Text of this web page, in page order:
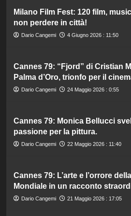
Milano Film Fest: 120 film,
non perdere in città!
Dario Cangemi 4 Giugno 2026 : 11:50
Cannes 79: “Fjord” di Cristian
Palma d’Oro, trionfo per il
Dario Cangemi 24 Maggio 2026 : 0:55
Cannes 79: Monica Bellucci
passione per la pittura.
Dario Cangemi 22 Maggio 2026 : 11:40
Cannes 79: L’arte e l’orrore
Mondiale in un racconto
Dario Cangemi 21 Maggio 2026 : 17:05